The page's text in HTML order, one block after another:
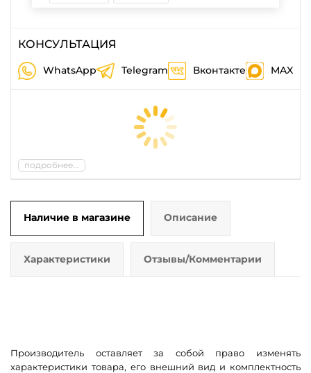
КОНСУЛЬТАЦИЯ
WhatsApp Telegram Вконтакте MAX
подробнее...
Наличие в магазине Описание
Характеристики Отзывы/Комментарии
Производитель оставляет за собой право изменять
характеристики товара, его внешний вид и комплектность